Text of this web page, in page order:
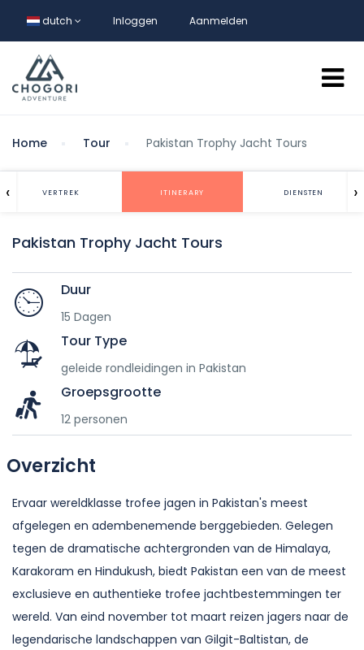
dutch Inloggen Aanmelden
Home Tour Pakistan Trophy Jacht Tours
VERTREK ITINERARY DIENSTEN
‹ ›
Pakistan Trophy Jacht Tours
Duur
15 Dagen
Tour Type
geleide rondleidingen in Pakistan
Groepsgrootte
12 personen
Overzicht
Ervaar wereldklasse trofee jagen in Pakistan's meest
afgelegen en adembenemende berggebieden. Gelegen
tegen de dramatische achtergronden van de Himalaya,
Karakoram en Hindukush, biedt Pakistan een van de meest
exclusieve en authentieke trofee jachtbestemmingen ter
wereld. Van eind november tot maart reizen jagers naar de
legendarische landschappen van Gilgit-Baltistan, de